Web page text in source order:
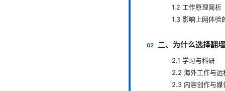
1.2 工作原理简析
1.3 影响上网体验
二、为什么选择翻
2.1 学习与科研
2.2 海外工作与远
2.3 内容创作与媒